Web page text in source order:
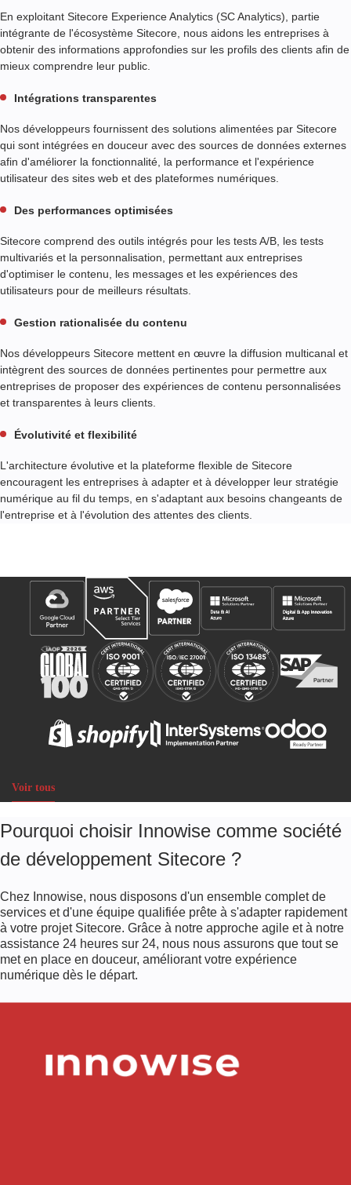
En exploitant Sitecore Experience Analytics (SC Analytics), partie
intégrante de l'écosystème Sitecore, nous aidons les entreprises à
obtenir des informations approfondies sur les profils des clients afin de
mieux comprendre leur public.
Intégrations transparentes
Nos développeurs fournissent des solutions alimentées par Sitecore
qui sont intégrées en douceur avec des sources de données externes
afin d'améliorer la fonctionnalité, la performance et l'expérience
utilisateur des sites web et des plateformes numériques.
Des performances optimisées
Sitecore comprend des outils intégrés pour les tests A/B, les tests
multivariés et la personnalisation, permettant aux entreprises
d'optimiser le contenu, les messages et les expériences des
utilisateurs pour de meilleurs résultats.
Gestion rationalisée du contenu
Nos développeurs Sitecore mettent en œuvre la diffusion multicanal et
intègrent des sources de données pertinentes pour permettre aux
entreprises de proposer des expériences de contenu personnalisées
et transparentes à leurs clients.
Évolutivité et flexibilité
L'architecture évolutive et la plateforme flexible de Sitecore
encouragent les entreprises à adapter et à développer leur stratégie
numérique au fil du temps, en s'adaptant aux besoins changeants de
l'entreprise et à l'évolution des attentes des clients.
Voir tous
Pourquoi choisir Innowise comme société
de développement Sitecore ?
Chez Innowise, nous disposons d'un ensemble complet de
services et d'une équipe qualifiée prête à s'adapter rapidement
à votre projet Sitecore. Grâce à notre approche agile et à notre
assistance 24 heures sur 24, nous nous assurons que tout se
met en place en douceur, améliorant votre expérience
numérique dès le départ.